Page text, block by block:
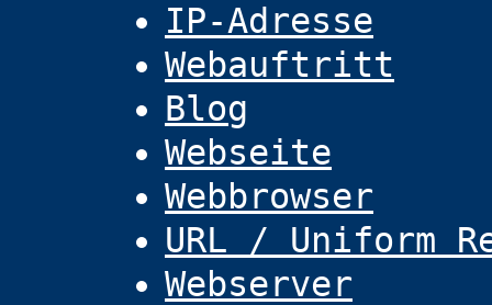
IP-Adresse
Webauftritt
Blog
Webseite
Webbrowser
URL / Uniform
Webserver